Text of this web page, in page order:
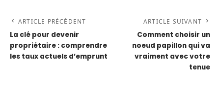
ARTICLE PRÉCÉDENT
La clé pour devenir
propriétaire : comprendre
les taux actuels d’emprunt
ARTICLE SUIVANT
Comment choisir un
noeud papillon qui va
vraiment avec votre
tenue